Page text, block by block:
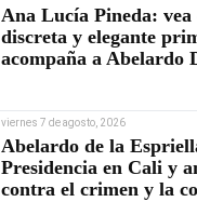
Ana Lucía Pineda: vea
discreta y elegante
acompaña a Abelardo
viernes 7 de agosto, 2026
Abelardo de la
Presidencia en Cali y
contra el crimen y la